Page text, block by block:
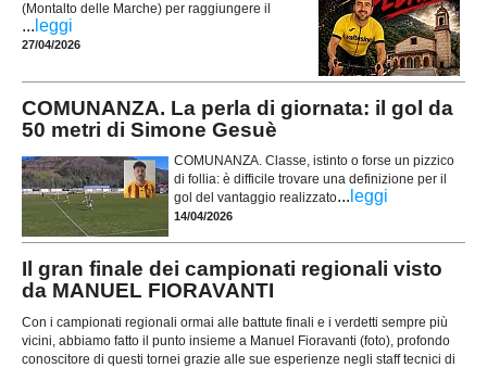
(Montalto delle Marche) per raggiungere il
... leggi
27/04/2026
COMUNANZA. La perla di giornata: il gol da
50 metri di Simone Gesuè
COMUNANZA. Classe, istinto o forse un pizzico
di follia: è difficile trovare una definizione per il
gol del vantaggio realizzato... leggi
14/04/2026
Il gran finale dei campionati regionali visto
da MANUEL FIORAVANTI
Con i campionati regionali ormai alle battute finali e i verdetti sempre più
vicini, abbiamo fatto il punto insieme a Manuel Fioravanti (foto), profondo
conoscitore di questi tornei grazie alle sue esperienze negli staff tecnici di